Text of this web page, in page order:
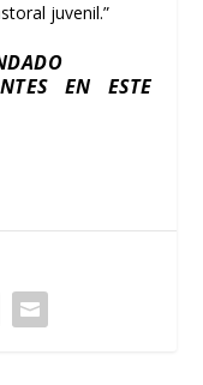
juvenil.”
EN ESTE